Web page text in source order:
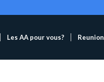
Les AA pour vous?